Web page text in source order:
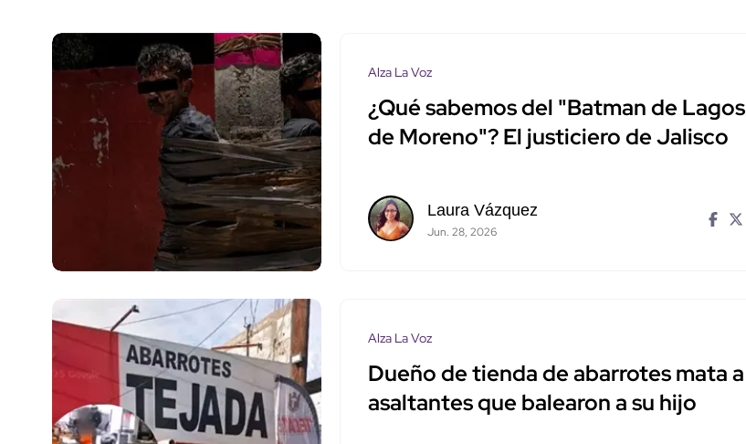
Alza La Voz
¿Qué sabemos del "Batman de Lagos
de Moreno"? El justiciero de Jalisco
Laura Vázquez
Jun. 28, 2026
Alza La Voz
Dueño de tienda de abarrotes mata a
asaltantes que balearon a su hijo